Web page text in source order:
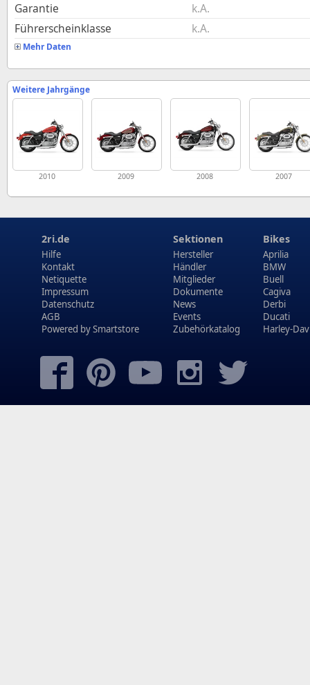
Garantie
k.A.
Führerscheinklasse
k.A.
Mehr Daten
Weitere Jahrgänge
2010 2009 2008 2007
2ri.de
Hilfe
Kontakt
Netiquette
Impressum
Datenschutz
AGB
Powered bySmartstore
Sektionen
Hersteller
Händler
Mitglieder
Dokumente
News
Events
Zubehörkatalog
Bikes
Aprilia
BMW
Buell
Cagiva
Derbi
Ducati
Harley-